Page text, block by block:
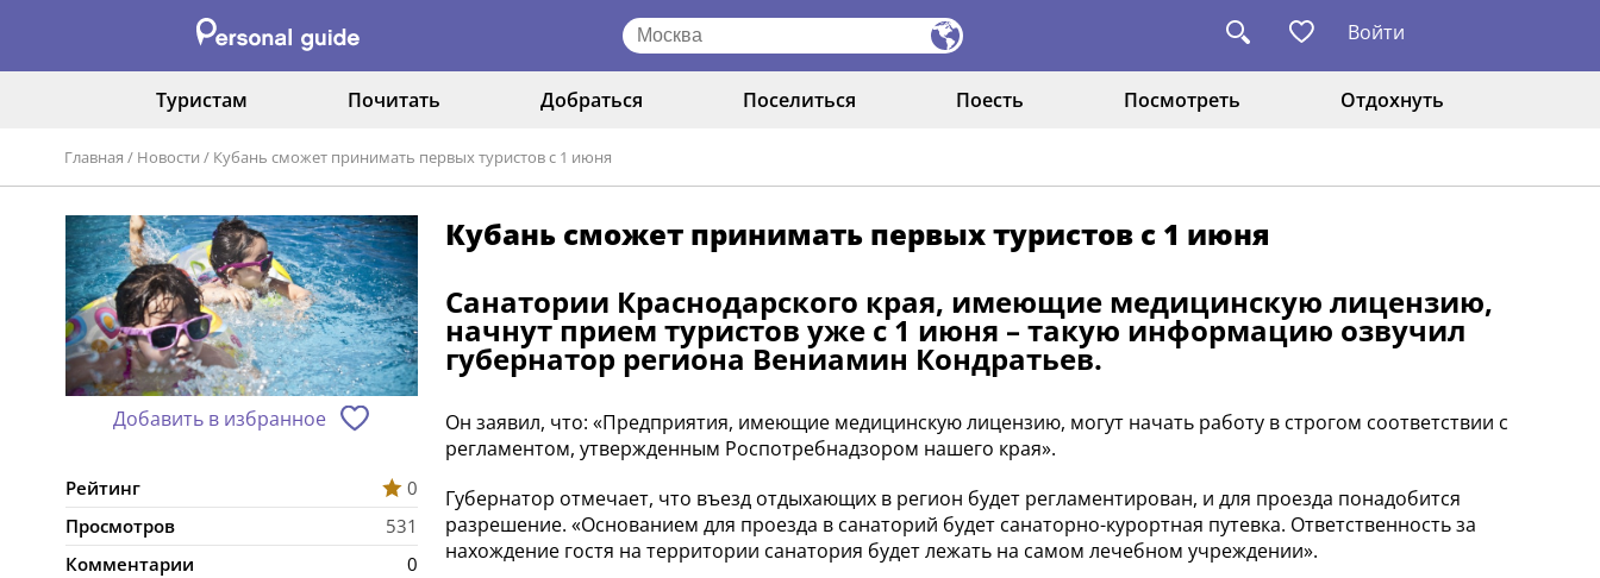
Войти
Туристам Почитать Добраться Поселиться Поесть Посмотреть Отдохнуть
Главная / Новости / Кубань сможет принимать первых туристов с 1 июня
Добавить в избранное
Рейтинг
0
Просмотров
531
Комментарии
0
Кубань сможет принимать первых туристов с 1 июня
Санатории Краснодарского края, имеющие медицинскую лицензию,
начнут прием туристов уже с 1 июня – такую информацию озвучил
губернатор региона Вениамин Кондратьев.
Он заявил, что: «Предприятия, имеющие медицинскую лицензию, могут начать работу в строгом соответствии с
регламентом, утвержденным Роспотребнадзором нашего края».
Губернатор отмечает, что въезд отдыхающих в регион будет регламентирован, и для проезда понадобится
разрешение. «Основанием для проезда в санаторий будет санаторно-курортная путевка. Ответственность за
нахождение гостя на территории санатория будет лежать на самом лечебном учреждении».